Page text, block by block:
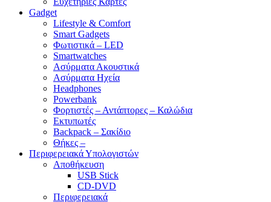
Gadget
Lifestyle & Comfort
Smart Gadgets
Φωτιστικά – LED
Smartwatches
Ασύρματα Ακουστικά
Ασύρματα Ηχεία
Headphones
Powerbank
Φορτιστές – Αντάπτορες – Καλώδια
Εκτυπωτές
Backpack – Σακίδιο
Θήκες –
Περιφερειακά Υπολογιστών
Αποθήκευση
USB Stick
CD-DVD
Περιφερειακά